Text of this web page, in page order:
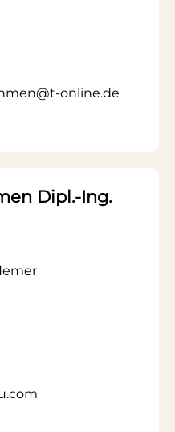
online.de
Dipl.-Ing.